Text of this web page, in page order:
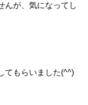
んが、気になってし
てもらいました(^^)